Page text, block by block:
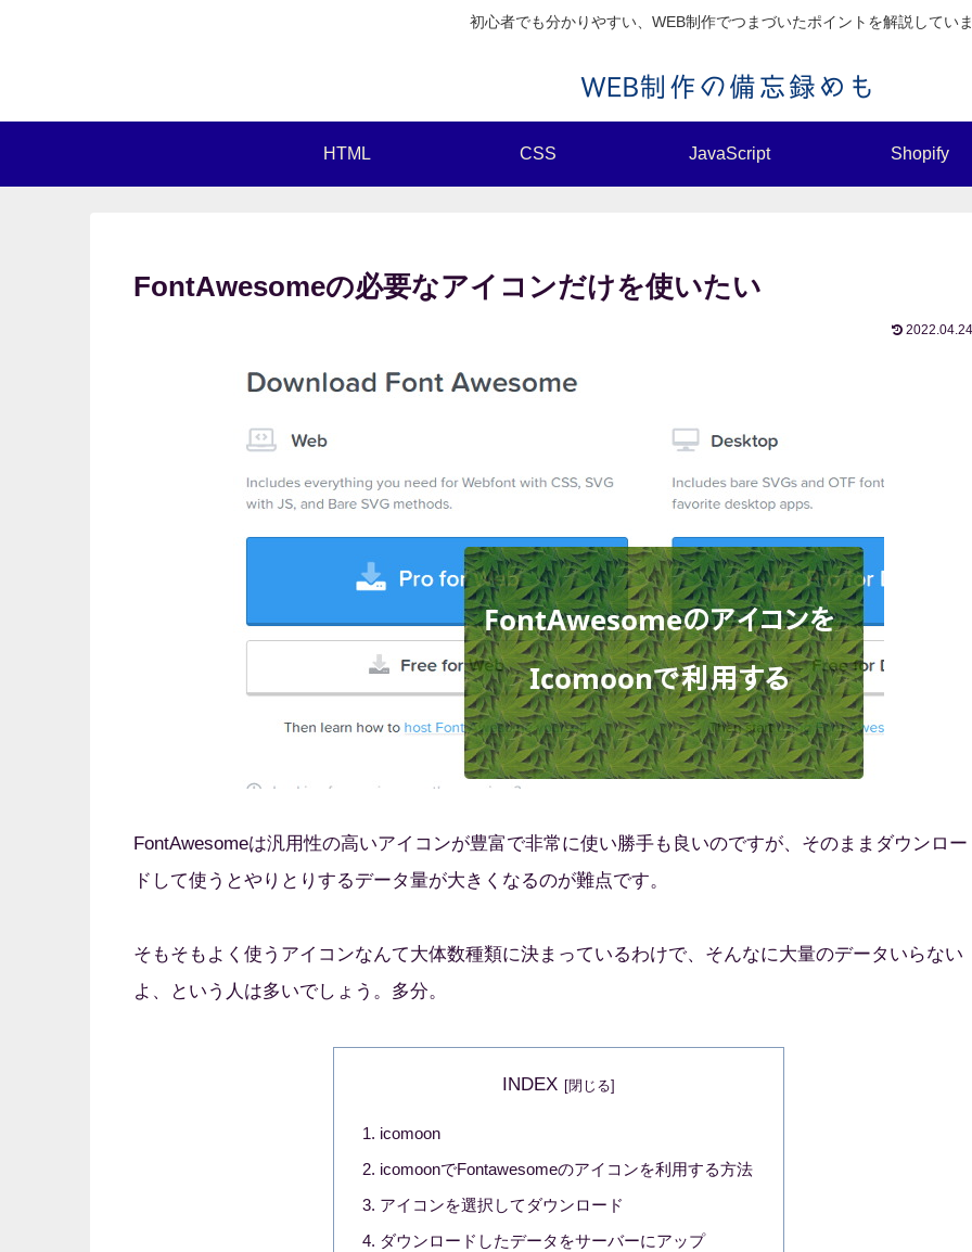
初心者でも分かりやすい、WEB制作でつまづいたポイントを解説してい
HTML CSS JavaScript Shopify
FontAwesomeの必要なアイコンだけを使いたい
2022.04.24
FontAwesomeは汎用性の高いアイコンが豊富で非常に使い勝手も良いのですが、そのままダウンロー
ドして使うとやりとりするデータ量が大きくなるのが難点です。
そもそもよく使うアイコンなんて大体数種類に決まっているわけで、そんなに大量のデータいらない
よ、という人は多いでしょう。多分。
INDEX
icomoon
icomoonでFontawesomeのアイコンを利用する方法
アイコンを選択してダウンロード
ダウンロードしたデータをサーバーにアップ